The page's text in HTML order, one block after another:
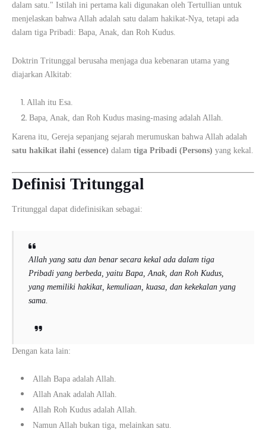
dalam satu." Istilah ini pertama kali digunakan oleh Tertullian untuk
menjelaskan bahwa Allah adalah satu dalam hakikat-Nya, tetapi ada
dalam tiga Pribadi: Bapa, Anak, dan Roh Kudus.
Doktrin Tritunggal berusaha menjaga dua kebenaran utama yang
diajarkan Alkitab:
Allah itu Esa.
Bapa, Anak, dan Roh Kudus masing-masing adalah Allah.
Karena itu, Gereja sepanjang sejarah merumuskan bahwa Allah adalah
satu hakikat ilahi (essence) dalam tiga Pribadi (Persons) yang kekal.
Definisi Tritunggal
Tritunggal dapat didefinisikan sebagai:
Allah yang satu dan benar secara kekal ada dalam tiga
Pribadi yang berbeda, yaitu Bapa, Anak, dan Roh Kudus,
yang memiliki hakikat, kemuliaan, kuasa, dan kekekalan yang
sama.
Dengan kata lain:
Allah Bapa adalah Allah.
Allah Anak adalah Allah.
Allah Roh Kudus adalah Allah.
Namun Allah bukan tiga, melainkan satu.